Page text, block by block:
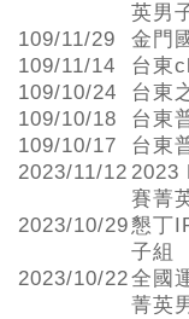
英男
109/11/29 金門
109/11/14
台東
109/10/24
台東
109/10/18
台東
109/10/17
台東
2023/11/12 2023
賽菁
2023/10/29懇丁
子組
2023/10/22全國
菁英